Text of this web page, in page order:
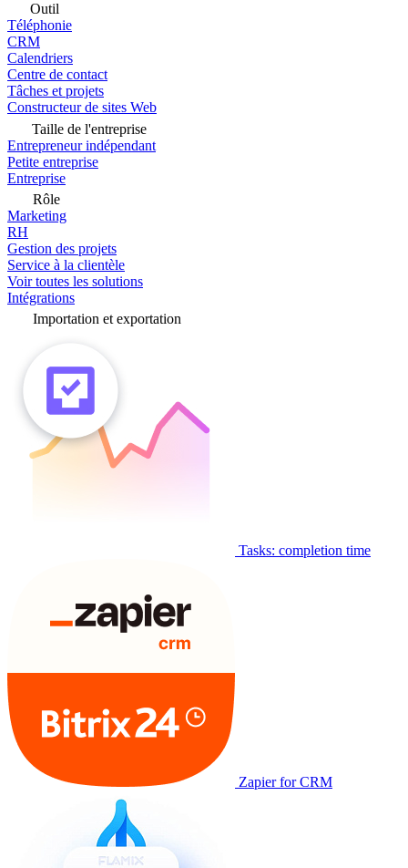
Outil
Téléphonie
CRM
Calendriers
Centre de contact
Tâches et projets
Constructeur de sites Web
Taille de l'entreprise
Entrepreneur indépendant
Petite entreprise
Entreprise
Rôle
Marketing
RH
Gestion des projets
Service à la clientèle
Voir toutes les solutions
Intégrations
Importation et exportation
Tasks: completion time
Zapier for CRM